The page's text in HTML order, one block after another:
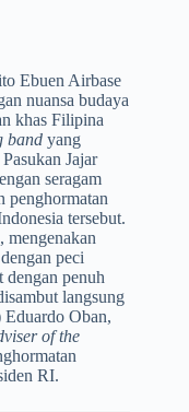
Ebuen Airbase
nuansa budaya
khas Filipina
band yang
Jajar
seragam
penghormatan
tersebut.
mengenakan
peci
dengan penuh
langsung
Oban,
of the
RI.